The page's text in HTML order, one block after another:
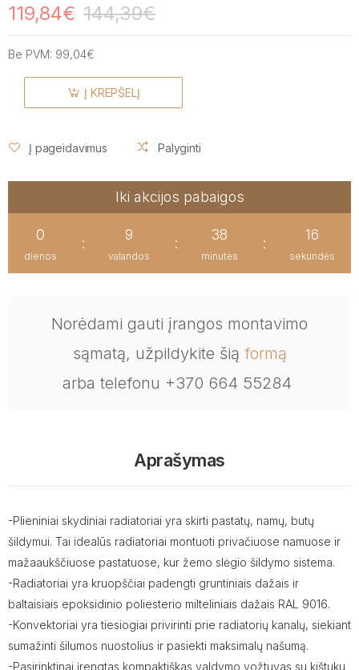
119,84€ 144,39€
Be PVM: 99,04€
Į KREPŠELĮ
Į pageidavimus Palyginti
Iki akcijos pabaigos
0
dienos
:
9
valandos
:
38
minutės
:
16
sekundės
Norėdami gauti įrangos montavimo
sąmatą, užpildykite šią formą
arba telefonu +370 664 55284
Aprašymas
-Plieniniai skydiniai radiatoriai yra skirti pastatų, namų, butų
šildymui. Tai idealūs radiatoriai montuoti privačiuose namuose ir
mažaaukščiuose pastatuose, kur žemo slėgio šildymo sistema.
-Radiatoriai yra kruopščiai padengti gruntiniais dažais ir
baltaisiais epoksidinio poliesterio milteliniais dažais RAL 9016.
-Konvektoriai yra tiesiogiai privirinti prie radiatorių kanalų, siekiant
sumažinti šilumos nuostolius ir pasiekti maksimalų našumą.
-Pasirinktinai įrengtas kompaktiškas valdymo vožtuvas su kištuku